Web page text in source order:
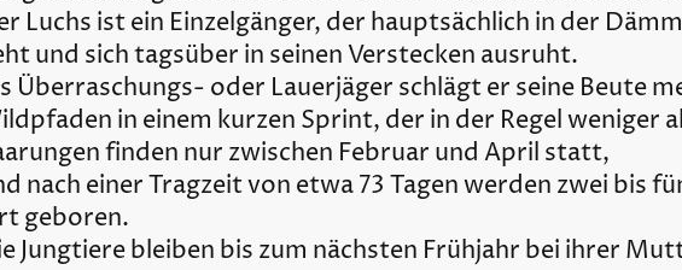
Luchs ist ein Einzelgänger, der hauptsächlich in der
und sich tagsüber in seinen Verstecken ausruht.
Überraschungs- oder Lauerjäger schlägt er seine Beute
in einem kurzen Sprint, der in der Regel weniger
finden nur zwischen Februar und April statt,
nach einer Tragzeit von etwa 73 Tagen werden zwei bis
geboren.
Jungtiere bleiben bis zum nächsten Frühjahr bei ihrer